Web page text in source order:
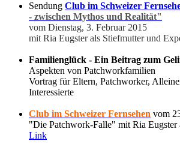
Sendung Club im Schweizer
- zwischen Mythos und Realität"
vom Dienstag, 3. Februar 2015
mit Ria Eugster als Stiefmutter und
Familienglück - Ein Beitrag zum
Aspekten von Patchworkfamilien
Vortrag für Eltern, Patchworker,
Interessierte
Club im Schweizer Fernsehen vom
"Die Patchwork-Falle" mit Ria Eugster
Link